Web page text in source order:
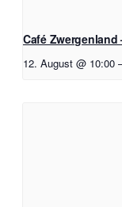
Café
12. August @ 10:00